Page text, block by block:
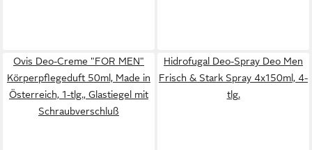
Ovis Deo-Creme "FOR MEN"
Körperpflegeduft 50ml, Made in
Österreich, 1-tlg., Glastiegel mit
Schraubverschluß
Hidrofugal Deo-Spray Deo Men
Frisch & Stark Spray 4x150ml, 4-
tlg.